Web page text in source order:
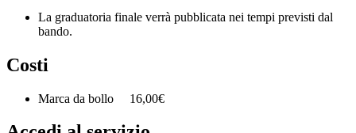
La graduatoria finale verrà pubblicata nei tempi previsti dal
bando.
Costi
Marca da bollo 16,00€